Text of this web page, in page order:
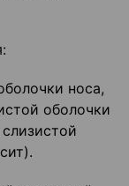
носа,
оболочки